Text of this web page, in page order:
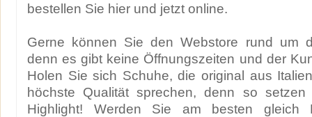
bestellen Sie hier und jetzt online.
Gerne können Sie den Webstore rund um
denn es gibt keine Öffnungszeiten und der
Holen Sie sich Schuhe, die original aus
höchste Qualität sprechen, denn so
Highlight! Werden Sie am besten gleich